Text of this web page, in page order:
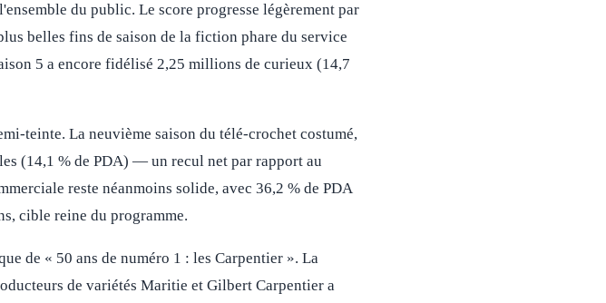
du public. Le score progresse légèrement par
belles fins de saison de la fiction phare du service
5 a encore fidélisé 2,25 millions de curieux (14,7
teinte. La neuvième saison du télé-crochet costumé,
(14,1 % de PDA) — un recul net par rapport au
reste néanmoins solide, avec 36,2 % de PDA
cible reine du programme.
de « 50 ans de numéro 1 : les Carpentier ». La
de variétés Maritie et Gilbert Carpentier a